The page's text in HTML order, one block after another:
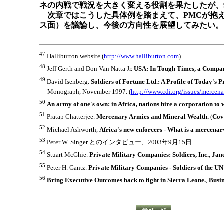
ネの内戦で戦況を大きく変える役割を果たしたが
次章ではこうした具体例を踏まえて、PMCが抱
ス面）を議論し、今後の方向性を展望してみたい。
47 Halliburton website (http://www.halliburton.com)
48 Jeff Gerth and Don Van Natta Jr. USA: In Tough Times, a
49 David Isenberg. Soldiers of Fortune Ltd.: A Profile of Today's
Monograph, November 1997. (http://www.cdi.org/issues/
50 An army of one's own: in Africa, nations hire a corporation to
51 Pratap Chatterjee. Mercenary Armies and Mineral Wealth.(
52 Michael Ashworth, Africa's new enforcers - What is a
53 Peter W. Singer とのインタビュー、2003年9月15日
54Stuart McGhie. Private Military Companies: Soldiers, Inc.,
55 Peter H. Gantz. Private Military Companies - Soldiers of the
56 Bring Executive Outcomes back to fight in Sierra Leone.,